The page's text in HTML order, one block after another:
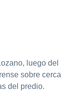
luego del
sobre cerca
del predio.